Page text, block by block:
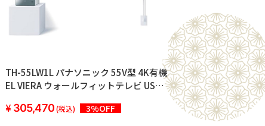
TH-55LW1L パナソニック 55V型 4K有機
EL VIERA ウォールフィットテレビ USB
305,470(税込) 3%OFF